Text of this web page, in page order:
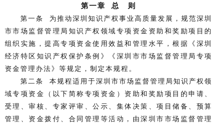
第一章 总 则
第一条 为推动深圳知识产权事业高质量发展，规范深圳
市市场监督管理局知识产权领域专项资金资助和奖励项目的
组织实施，提高专项资金使用效益和管理水平，根据《深圳
经济特区知识产权保护条例》《深圳市市场监督管理局专项
资金管理办法》等规定，制定本规程。
第二条 本规程适用于深圳市市场监督管理局知识产权领
域专项资金（以下简称专项资金）资助和奖励项目的申请、
受理、审核、专家评审、公示、集体决策、项目储备、预算
管理、资金拨付、合同管理等活动，由深圳市市场监督管理